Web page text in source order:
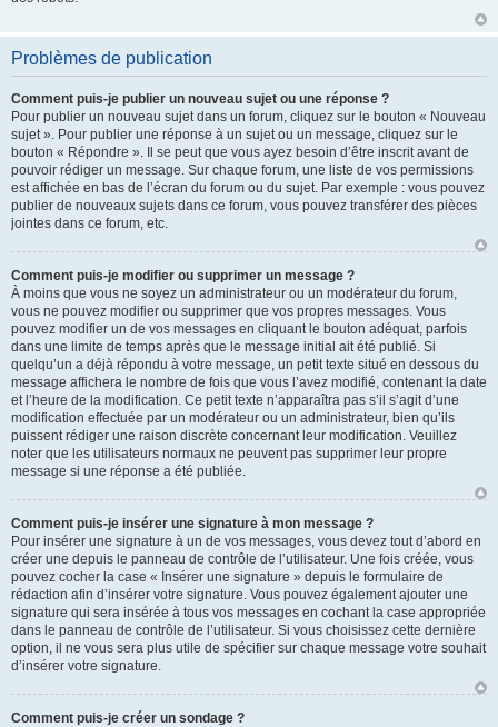
Problèmes de publication
Comment puis-je publier un nouveau sujet ou une réponse ?
Pour publier un nouveau sujet dans un forum, cliquez sur le bouton « Nouveau
sujet ». Pour publier une réponse à un sujet ou un message, cliquez sur le
bouton « Répondre ». Il se peut que vous ayez besoin d’être inscrit avant de
pouvoir rédiger un message. Sur chaque forum, une liste de vos permissions
est affichée en bas de l’écran du forum ou du sujet. Par exemple : vous pouvez
publier de nouveaux sujets dans ce forum, vous pouvez transférer des pièces
jointes dans ce forum, etc.
Comment puis-je modifier ou supprimer un message ?
À moins que vous ne soyez un administrateur ou un modérateur du forum,
vous ne pouvez modifier ou supprimer que vos propres messages. Vous
pouvez modifier un de vos messages en cliquant le bouton adéquat, parfois
dans une limite de temps après que le message initial ait été publié. Si
quelqu’un a déjà répondu à votre message, un petit texte situé en dessous du
message affichera le nombre de fois que vous l’avez modifié, contenant la date
et l’heure de la modification. Ce petit texte n’apparaîtra pas s’il s’agit d’une
modification effectuée par un modérateur ou un administrateur, bien qu’ils
puissent rédiger une raison discrète concernant leur modification. Veuillez
noter que les utilisateurs normaux ne peuvent pas supprimer leur propre
message si une réponse a été publiée.
Comment puis-je insérer une signature à mon message ?
Pour insérer une signature à un de vos messages, vous devez tout d’abord en
créer une depuis le panneau de contrôle de l’utilisateur. Une fois créée, vous
pouvez cocher la case « Insérer une signature » depuis le formulaire de
rédaction afin d’insérer votre signature. Vous pouvez également ajouter une
signature qui sera insérée à tous vos messages en cochant la case appropriée
dans le panneau de contrôle de l’utilisateur. Si vous choisissez cette dernière
option, il ne vous sera plus utile de spécifier sur chaque message votre souhait
d’insérer votre signature.
Comment puis-je créer un sondage ?